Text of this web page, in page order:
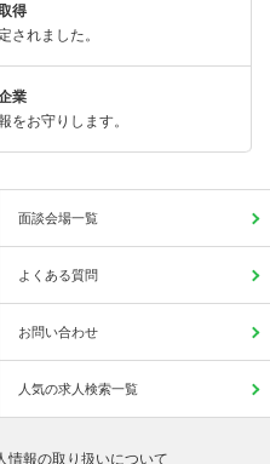
得
されました。
業
をお守りします。
面談会場一覧
よくある質問
お問い合わせ
人気の求人検索一覧
情報の取り扱いについて